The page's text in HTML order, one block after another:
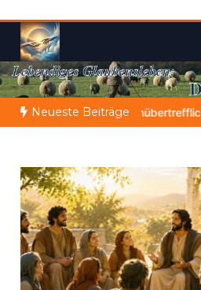
Inhalt
springen
Weisheiten der
Himmelwärts
Neueste Beiträge
unübertreffliche Macht BALD